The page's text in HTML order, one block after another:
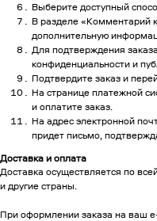
Выберите доступный
В разделе «Комментарий
дополнительную
Для подтверждения
конфиденциальности и
Подтвердите заказ и
На странице платежной
и оплатите заказ.
На адрес электронной
придет письмо,
Доставка и оплата
Доставка осуществляется по
и другие страны.
При оформлении заказа на ваш